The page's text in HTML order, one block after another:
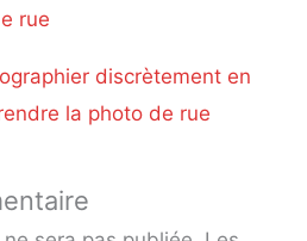
rue
discrètement en
la photo de rue